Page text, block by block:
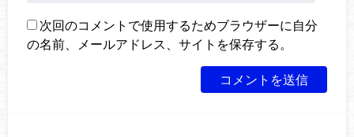
次回のコメントで使用するためブラウザーに自分
の名前、メールアドレス、サイトを保存する。